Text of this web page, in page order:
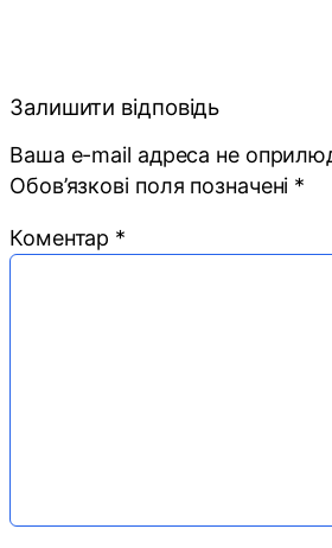
Залишити відповідь
Ваша e-mail адреса не
Обов’язкові поля позначені *
Коментар *